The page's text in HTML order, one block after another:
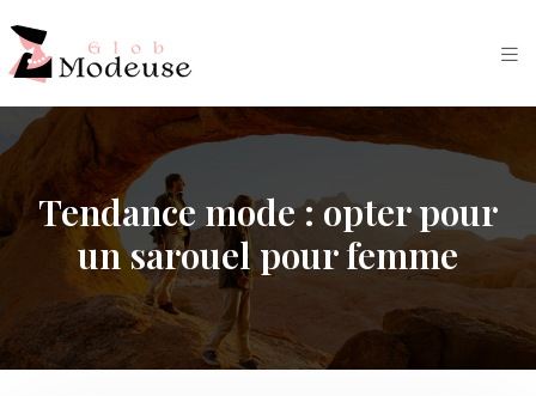
Tendance mode : opter pour
un sarouel pour femme